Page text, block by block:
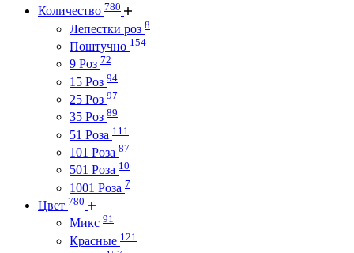
Количество 780
Лепестки роз 8
Поштучно 154
9 Роз 72
15 Роз 94
25 Роз 97
35 Роз 89
51 Роза 111
101 Роза 87
501 Роза 10
1001 Роза 7
Цвет 780
Микс 91
Красные 121